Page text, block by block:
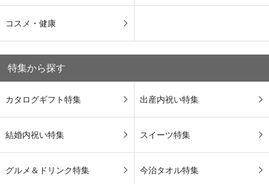
コスメ・健康
特集から探す
カタログギフト特集 出産内祝い特集
結婚内祝い特集 スイーツ特集
グルメ＆ドリンク特集 今治タオル特集